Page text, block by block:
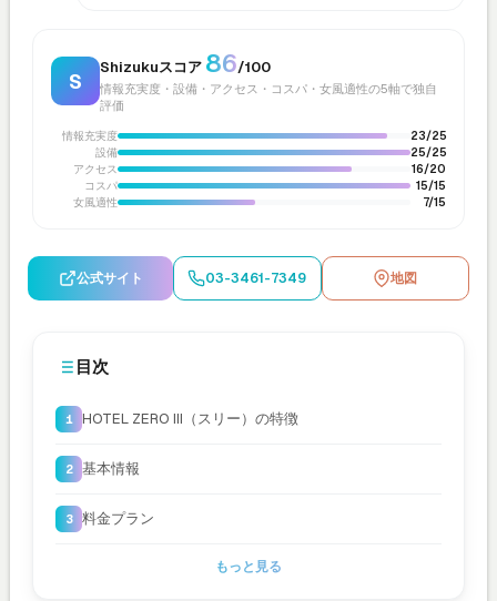
S
Shizukuスコア 86/100
情報充実度・設備・アクセス・コスパ・女風適性の5軸で独自
評価
情報充実度
23/25
設備
25/25
アクセス
16/20
コスパ
15/15
女風適性
7/15
公式サイト 03-3461-7349 地図
目次
HOTEL ZERO III（スリー）の特徴
基本情報
料金プラン
もっと見る